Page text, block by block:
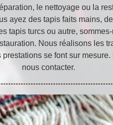
le nettoyage ou la
ayez des tapis faits mains,
tapis turcs ou autre,
Nous réalisons les
prestations se font sur mesure.
nous contacter.